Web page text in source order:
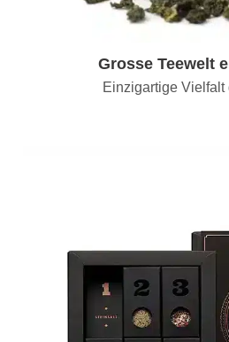
Grosse Teewelt
Einzigartige Vielfalt